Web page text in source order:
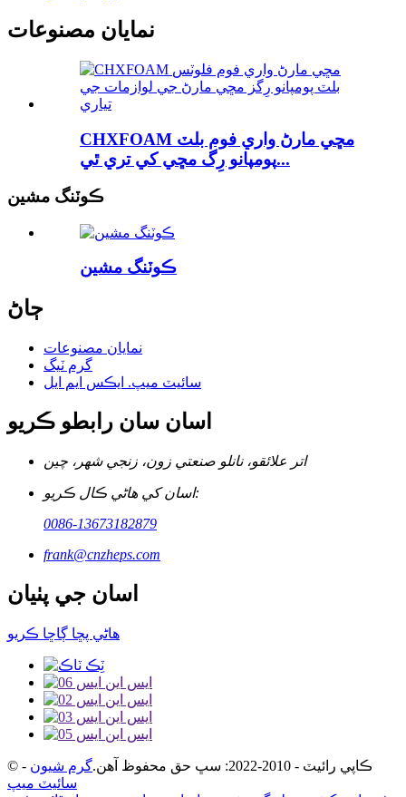
نمايان مصنوعات
CHXFOAM مڇي مارڻ واري فوم بلٽ
پومپانو رِگ مڇي کي تري ٿي...
ڪوٽنگ مشين
ڪوٽنگ مشين
ڄاڻ
نمايان مصنوعات
گرم ٽيگ
سائيٽ ميپ. ايڪس ايم ايل
اسان سان رابطو ڪريو
اتر علائقو، نانلو صنعتي زون، زنجي شهر، چين
اسان کي هاڻي ڪال ڪريو:
0086-13673182879
frank@cnzheps.com
اسان جي پٺيان
هاڻي پڇا ڳاڇا ڪريو
© ڪاپي رائيٽ - 2010-2022: سڀ حق محفوظ آهن. گرم شيون -
سائيٽ ميپ